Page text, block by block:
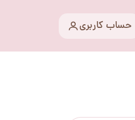
حساب کاربری